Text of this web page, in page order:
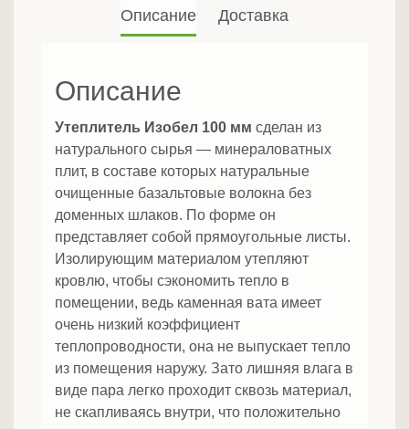
Описание Доставка
Описание
Утеплитель Изобел 100 мм сделан из
натурального сырья — минераловатных
плит, в составе которых натуральные
очищенные базальтовые волокна без
доменных шлаков. По форме он
представляет собой прямоугольные листы.
Изолирующим материалом утепляют
кровлю, чтобы сэкономить тепло в
помещении, ведь каменная вата имеет
очень низкий коэффициент
теплопроводности, она не выпускает тепло
из помещения наружу. Зато лишняя влага в
виде пара легко проходит сквозь материал,
не скапливаясь внутри, что положительно